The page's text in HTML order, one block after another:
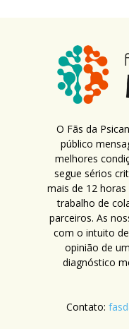
O Fãs da
público
melhores
segue sérios
mais de 12
trabalho de
parceiros. As
com o intuito
opinião de
diagnóstico
Contato: